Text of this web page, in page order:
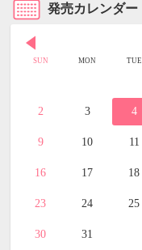
発売カレンダー
SUN MON TUE
2 3 4
9 10 11
16 17 18
23 24 25
30 31